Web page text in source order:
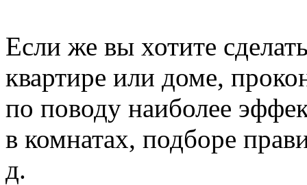
Если же вы хотите
квартире или доме,
по поводу наиболее
в комнатах, подборе
д.